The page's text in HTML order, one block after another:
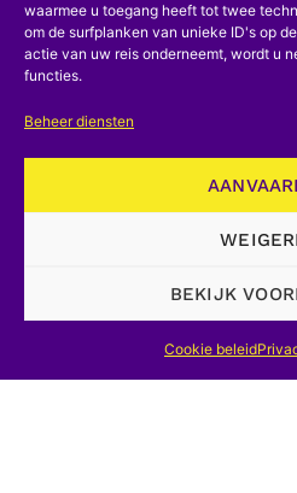
waarmee u toegang heeft tot twee
om de surfplanken van unieke ID's op
actie van uw reis onderneemt, wordt u
functies.
Beheer diensten
BEKIJK
Cookie beleid